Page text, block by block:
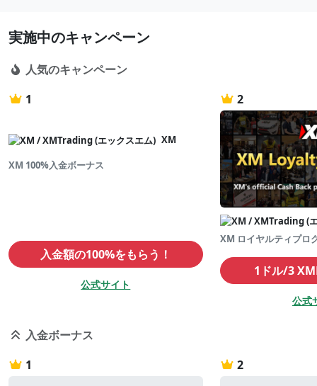
実施中のキャンペーン
人気のキャンペーン
1
XM
XM 100%入金ボーナス
入金額の100%をもらう！
公式サイト
2
XM ロイヤルティプロ
1ドル/3
公式
入金ボーナス
1
2